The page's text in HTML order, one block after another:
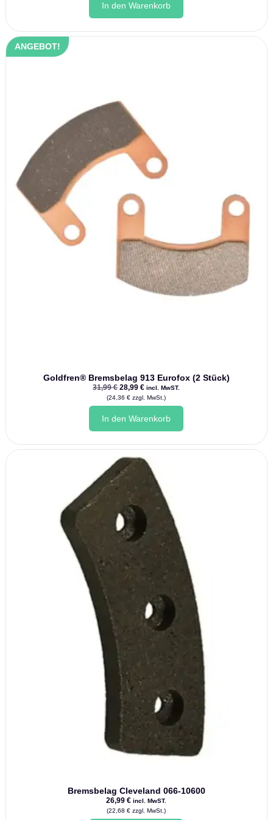
In den Warenkorb
ANGEBOT!
Goldfren® Bremsbelag 913 Eurofox (2 Stück)
31,99€Ursprünglicher
Preis
war:
31,99 €
28,99€Aktueller
Preis
ist:
28,99 €.
incl. MwST.
(24,36€ zzgl. MwSt.)
In den Warenkorb
Bremsbelag Cleveland 066-10600
26,99€ incl. MwST.
(22,68€ zzgl. MwSt.)